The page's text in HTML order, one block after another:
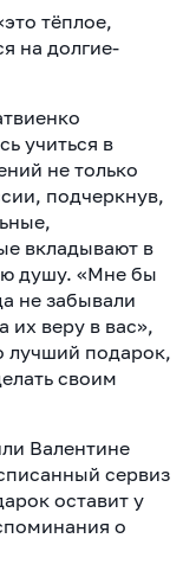
тёплое,
на долгие-
учиться в
не только
подчеркнув,
вкладывают в
душу. «Мне бы
не забывали
их веру в вас»,
лучший подарок,
своим
Валентине
сервиз
оставит у
о